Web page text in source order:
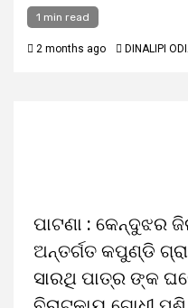
1 min read
2 months ago DINALIPI
ପାଟଣା : କେନ୍ଦୁଝର
ଅନ୍ତର୍ଗତ କପୁଣ୍ଡି
ସାରଥି ପାତ୍ର ଙ୍କ